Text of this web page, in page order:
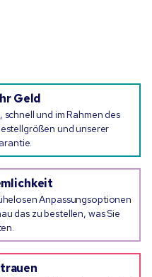
Geld
und im Rahmen des
und unserer
Anpassungsoptionen
das zu bestellen, was Sie